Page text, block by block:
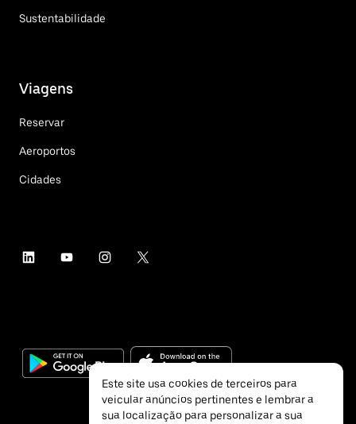
Sustentabilidade
Viagens
Reservar
Aeroportos
Cidades
Este site usa cookies de terceiros para
veicular anúncios pertinentes e lembrar a
sua localização para personalizar a sua